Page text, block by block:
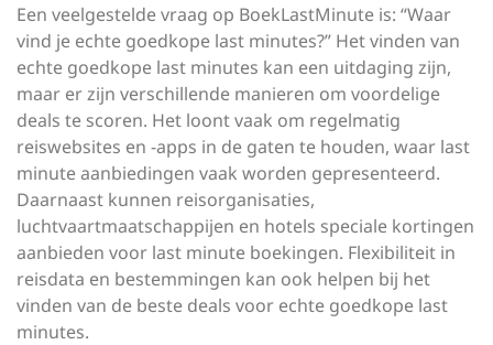
Een veelgestelde vraag op BoekLastMinute is: “Waar
vind je echte goedkope last minutes?” Het vinden van
echte goedkope last minutes kan een uitdaging zijn,
maar er zijn verschillende manieren om voordelige
deals te scoren. Het loont vaak om regelmatig
reiswebsites en -apps in de gaten te houden, waar last
minute aanbiedingen vaak worden gepresenteerd.
Daarnaast kunnen reisorganisaties,
luchtvaartmaatschappijen en hotels speciale kortingen
aanbieden voor last minute boekingen. Flexibiliteit in
reisdata en bestemmingen kan ook helpen bij het
vinden van de beste deals voor echte goedkope last
minutes.